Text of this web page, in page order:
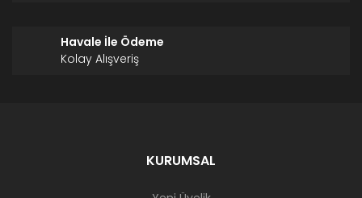
Havale İle Ödeme
Kolay Alışveriş
KURUMSAL